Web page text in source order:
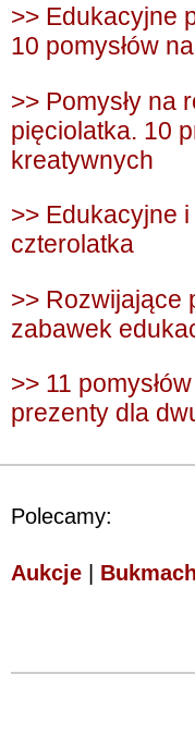
>> Edukacyjne
10 pomysłów
>> Pomysły na
pięciolatka. 10
kreatywnych
>> Edukacyjne
czterolatka
>> Rozwijające
zabawek
>> 11
prezenty dla
Polecamy:
Aukcje